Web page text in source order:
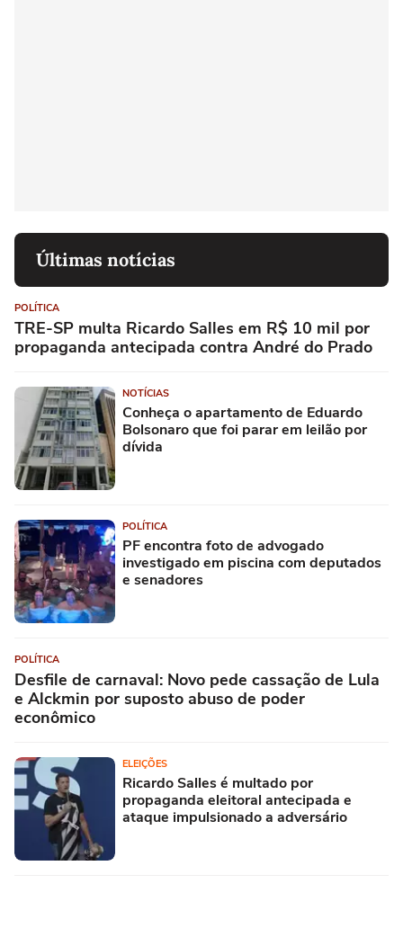
Últimas notícias
POLÍTICA
TRE-SP multa Ricardo Salles em R$ 10 mil por
propaganda antecipada contra André do Prado
NOTÍCIAS
Conheça o apartamento de Eduardo
Bolsonaro que foi parar em leilão por
dívida
POLÍTICA
PF encontra foto de advogado
investigado em piscina com deputados
e senadores
POLÍTICA
Desfile de carnaval: Novo pede cassação de Lula
e Alckmin por suposto abuso de poder
econômico
ELEIÇÕES
Ricardo Salles é multado por
propaganda eleitoral antecipada e
ataque impulsionado a adversário